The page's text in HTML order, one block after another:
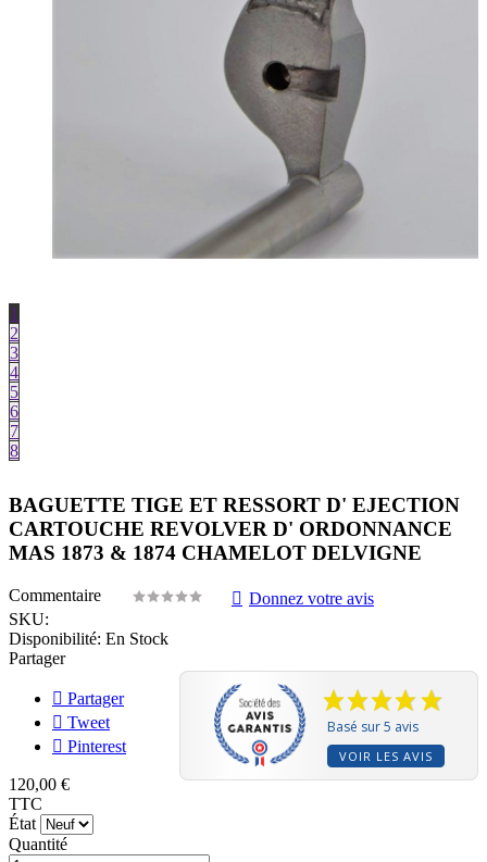
1
2
3
4
5
6
7
8
BAGUETTE TIGE ET RESSORT D' EJECTION
CARTOUCHE REVOLVER D' ORDONNANCE
MAS 1873 & 1874 CHAMELOT DELVIGNE
Commentaire
Donnez votre avis
SKU:
Disponibilité: En Stock
Basé sur 5 avis
VOIR LES AVIS
Partager
Partager
Tweet
Pinterest
120,00 €
TTC
État
Quantité